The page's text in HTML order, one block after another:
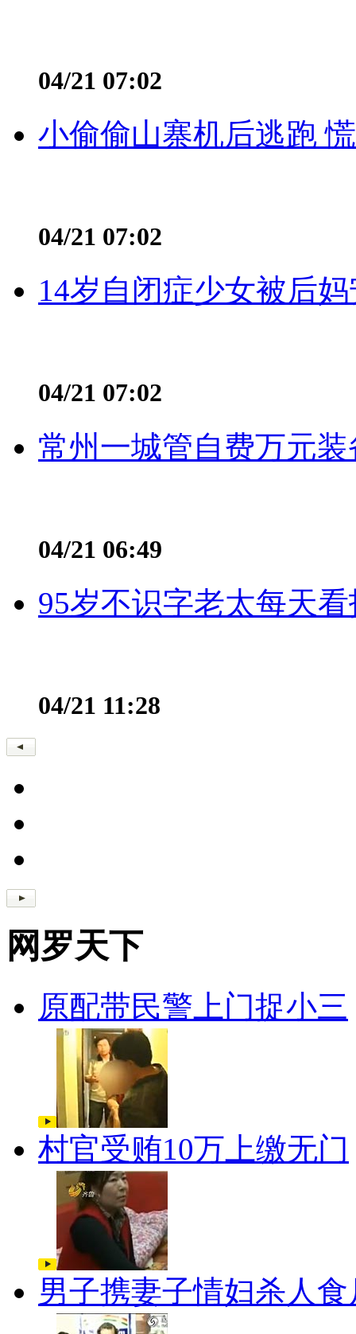
04/21 07:02
小偷偷山寨机后逃跑
04/21 07:02
14岁自闭症少女被后
04/21 07:02
常州一城管自费万元
04/21 06:49
95岁不识字老太每天
04/21 11:28
网罗天下
原配带民警上门捉小三
村官受贿10万上缴无门
男子携妻子情妇杀人食